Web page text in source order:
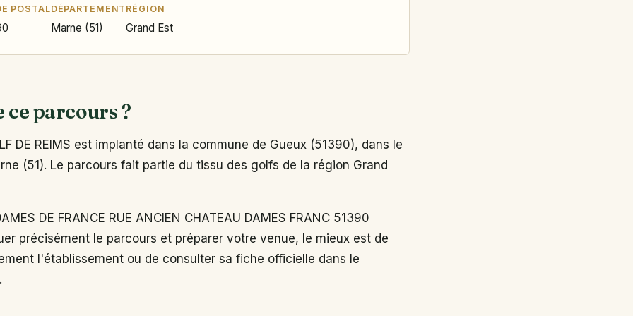
POSTALDÉPARTEMENT
Marne (51)
RÉGION
Grand Est
ce parcours ?
DE REIMS est implanté dans la commune de Gueux (51390), dans le
(51). Le parcours fait partie du tissu des golfs de la région Grand
DE FRANCE RUE ANCIEN CHATEAU DAMES FRANC 51390
précisément le parcours et préparer votre venue, le mieux est de
l'établissement ou de consulter sa fiche officielle dans le